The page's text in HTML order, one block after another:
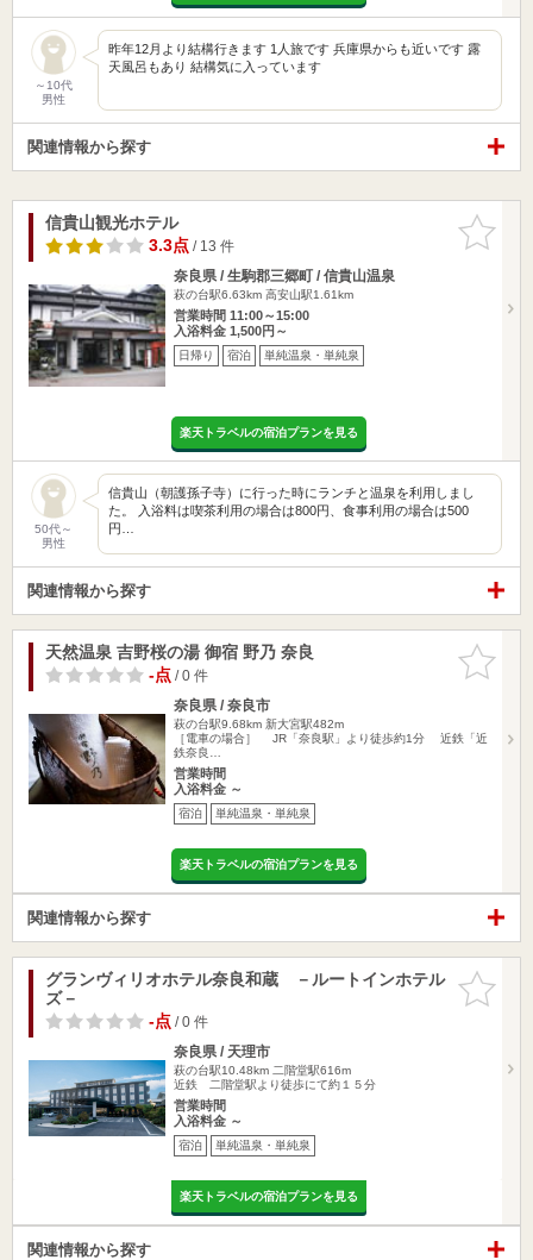
～10代
男性
昨年12月より結構行きます 1人旅です 兵庫県からも近いです 露
天風呂もあり 結構気に入っています
関連情報から探す
お気に入
りに追加
信貴山観光ホテル
3.3点/ 13 件
奈良県 / 生駒郡三郷町 / 信貴山温泉
萩の台駅6.63km 高安山駅1.61km
営業時間 11:00～15:00
入浴料金 1,500円～
日帰り 宿泊 単純温泉・単純泉
楽天トラベルの宿泊プランを見る
50代～
男性
信貴山（朝護孫子寺）に行った時にランチと温泉を利用しまし
た。 入浴料は喫茶利用の場合は800円、食事利用の場合は500
円…
関連情報から探す
お気に入
りに追加
天然温泉 吉野桜の湯 御宿 野乃 奈良
-点/ 0 件
奈良県 / 奈良市
萩の台駅9.68km 新大宮駅482m
［電車の場合］ JR「奈良駅」より徒歩約1分 近鉄「近
鉄奈良…
営業時間
入浴料金 ～
宿泊 単純温泉・単純泉
楽天トラベルの宿泊プランを見る
関連情報から探す
お気に入
りに追加
グランヴィリオホテル奈良和蔵 －ルートインホテル
ズ－
-点/ 0 件
奈良県 / 天理市
萩の台駅10.48km 二階堂駅616m
近鉄 二階堂駅より徒歩にて約１５分
営業時間
入浴料金 ～
宿泊 単純温泉・単純泉
楽天トラベルの宿泊プランを見る
関連情報から探す